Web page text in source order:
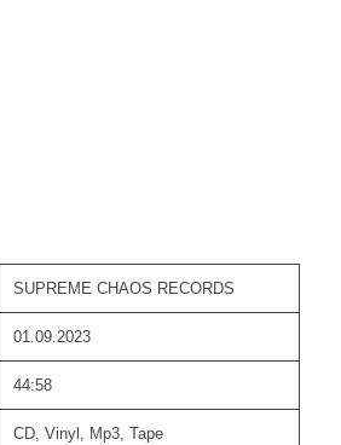
SUPREME CHAOS RECORDS
01.09.2023
44:58
CD, Vinyl, Mp3, Tape